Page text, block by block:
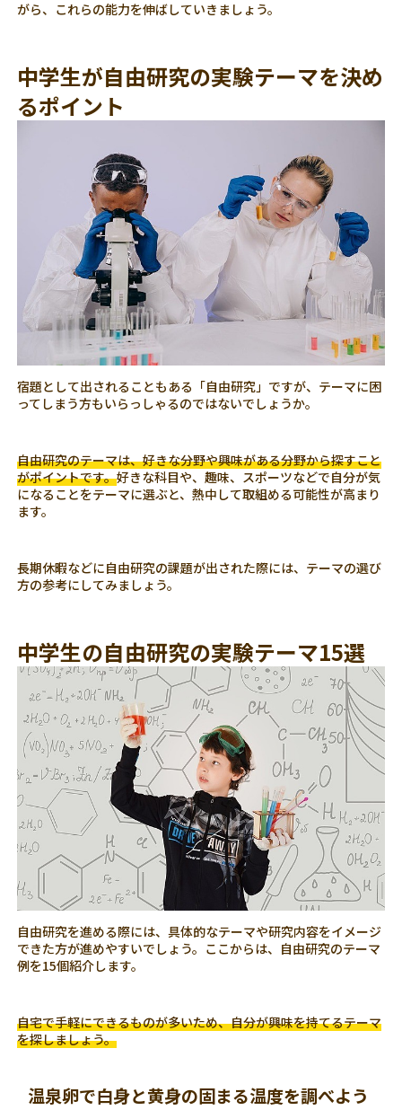
がら、これらの能力を伸ばしていきましょう。
中学生が自由研究の実験テーマを決め
るポイント
宿題として出されることもある「自由研究」ですが、テーマに困
ってしまう方もいらっしゃるのではないでしょうか。
自由研究のテーマは、好きな分野や興味がある分野から探すこと
がポイントです。好きな科目や、趣味、スポーツなどで自分が気
になることをテーマに選ぶと、熱中して取組める可能性が高まり
ます。
長期休暇などに自由研究の課題が出された際には、テーマの選び
方の参考にしてみましょう。
中学生の自由研究の実験テーマ15選
自由研究を進める際には、具体的なテーマや研究内容をイメージ
できた方が進めやすいでしょう。ここからは、自由研究のテーマ
例を15個紹介します。
自宅で手軽にできるものが多いため、自分が興味を持てるテーマ
を探しましょう。
温泉卵で白身と黄身の固まる温度を調べよう